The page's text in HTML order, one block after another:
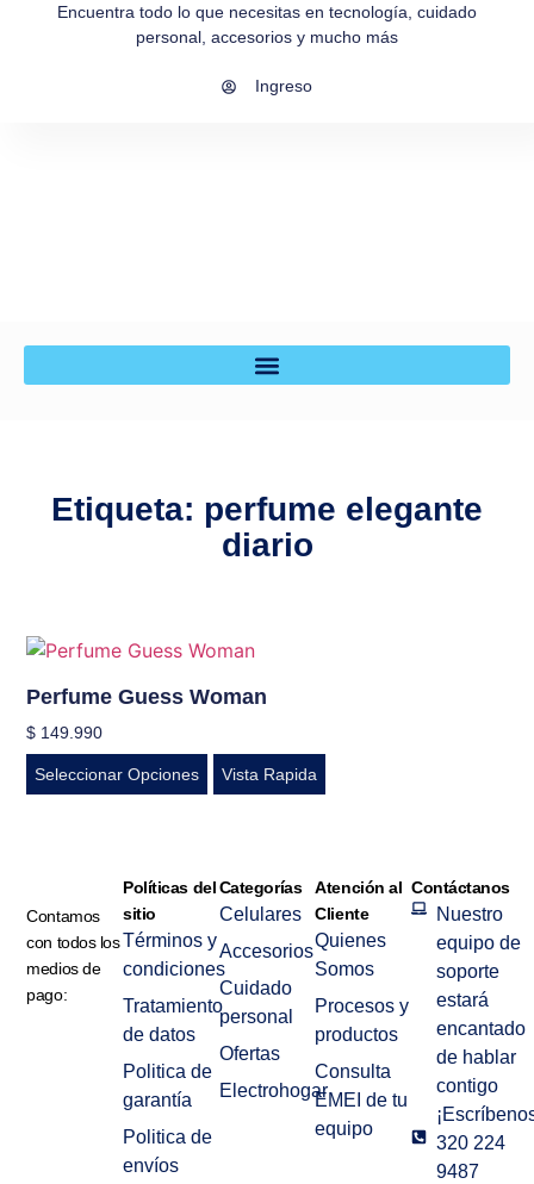
Encuentra todo lo que necesitas en tecnología, cuidado
personal, accesorios y mucho más
Ingreso
Etiqueta: perfume elegante
diario
Perfume Guess Woman
$ 149.990
Seleccionar Opciones Vista Rapida
Contamos
con todos los
medios de
pago:
Políticas del
sitio
Términos y
condiciones
Tratamiento
de datos
Politica de
garantía
Politica de
envíos
Categorías
Celulares
Accesorios
Cuidado
personal
Ofertas
Electrohogar
Atención al
Cliente
Quienes
Somos
Procesos y
productos
Consulta
EMEI de tu
equipo
Contáctanos
Nuestro
equipo de
soporte
estará
encantado
de hablar
contigo
320 224
9487